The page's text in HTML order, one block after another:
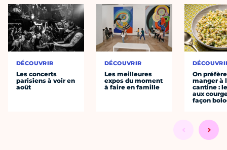
DÉCOUVRIR
Les concerts
parisiens à voir en
août
DÉCOUVRIR
Les meilleures
expos du moment
à faire en famille
On préfère
manger à
cantine :
aux
façon